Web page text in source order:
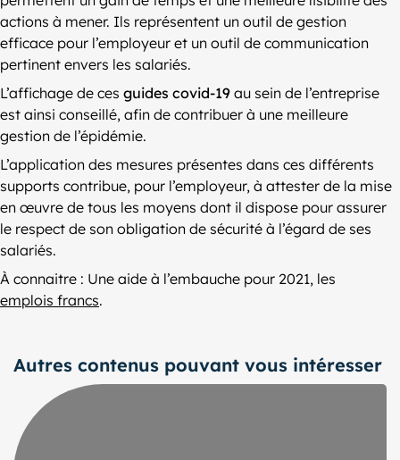
actions à mener. Ils représentent un outil de gestion
efficace pour l’employeur et un outil de communication
pertinent envers les salariés.
L’affichage de ces guides covid-19 au sein de l’entreprise
est ainsi conseillé, afin de contribuer à une meilleure
gestion de l’épidémie.
L’application des mesures présentes dans ces différents
supports contribue, pour l’employeur, à attester de la mise
en œuvre de tous les moyens dont il dispose pour assurer
le respect de son obligation de sécurité à l’égard de ses
salariés.
À connaitre : Une aide à l’embauche pour 2021, les
emplois francs.
Autres contenus pouvant vous intéresser